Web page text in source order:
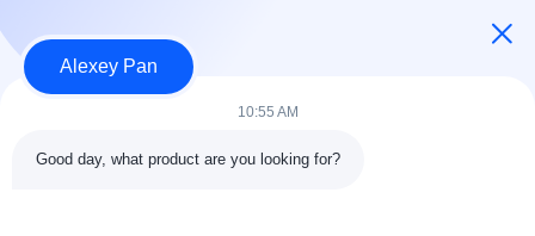
Over ons
producten
Categorieën
Alexey Pan
10:55 AM
Good day, what product are you looking for?